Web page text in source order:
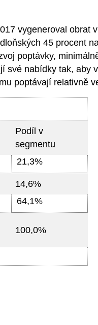
vygeneroval obrat
45 procent
poptávky,
své nabídky tak, aby
poptávají relativně
Podíl v
segmentu
21,3%
14,6%
64,1%
100,0%